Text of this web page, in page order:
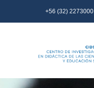
+56 (32) 2273000